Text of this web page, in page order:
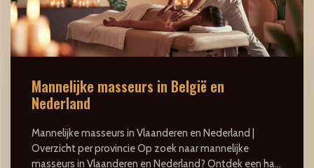
Mannelijke masseurs in België en
Nederland
Mannelijke masseurs in Vlaanderen en Nederland |
Overzicht per provincie Op zoek naar mannelijke
masseurs in Vlaanderen en Nederland? Ontdek een ha...